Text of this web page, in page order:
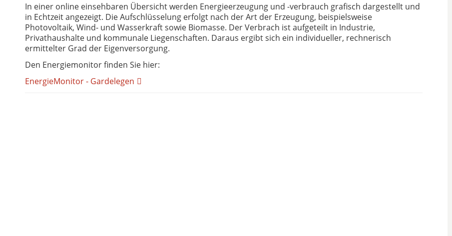
In einer online einsehbaren Übersicht werden Energieerzeugung und -verbrauch grafisch dargestellt und
in Echtzeit angezeigt. Die Aufschlüsselung erfolgt nach der Art der Erzeugung, beispielsweise
Photovoltaik, Wind- und Wasserkraft sowie Biomasse. Der Verbrach ist aufgeteilt in Industrie,
Privathaushalte und kommunale Liegenschaften. Daraus ergibt sich ein individueller, rechnerisch
ermittelter Grad der Eigenversorgung.
Den Energiemonitor finden Sie hier:
EnergieMonitor - Gardelegen